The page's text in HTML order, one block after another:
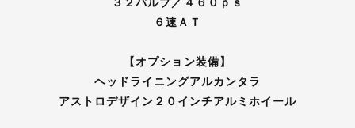
３２バルブ／４６０ｐｓ
６速ＡＴ
【オプション装備】
ヘッドライニングアルカンタラ
アストロデザイン２０インチアルミホイール